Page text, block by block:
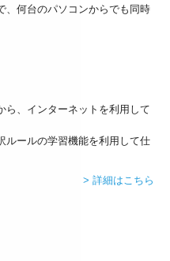
、何台のパソコンからでも同時
ら、インターネットを利用して
ルールの学習機能を利用して仕
> 詳細はこちら